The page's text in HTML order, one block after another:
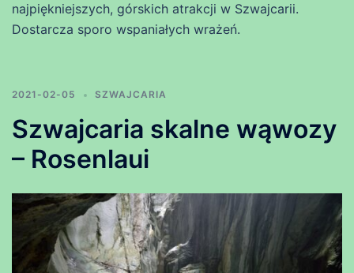
najpiękniejszych, górskich atrakcji w Szwajcarii.
Dostarcza sporo wspaniałych wrażeń.
2021-02-05 SZWAJCARIA
Szwajcaria skalne wąwozy
– Rosenlaui